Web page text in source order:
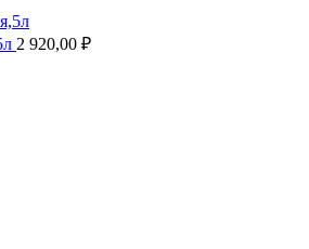
2 920,00 ₽